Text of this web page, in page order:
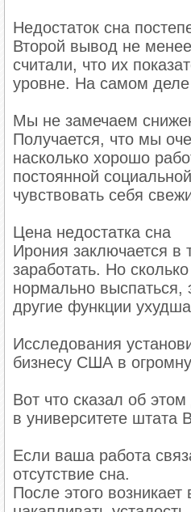
Недостаток сна
Второй вывод не
считали, что их
уровне. На самом деле
Мы не замечаем
Получается, что мы
насколько хорошо
постоянной
чувствовать себя
Цена недостатка сна
Ирония заключается в
заработать. Но
нормально выспаться,
другие функции
Исследования
бизнесу США в
Вот что сказал об
в университете штата
Если ваша работа
отсутствие сна.
После этого